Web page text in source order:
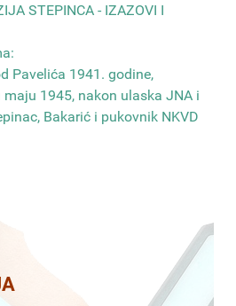
STEPINCA - IZAZOVI I
Pavelića 1941. godine,
1945, nakon ulaska JNA i
Bakarić i pukovnik NKVD